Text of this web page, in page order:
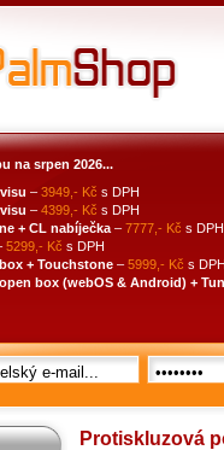
na srpen 2026...
– 3949,- Kč s DPH
– 4399,- Kč s DPH
+ CL nabíječka – 7777,- Kč s DPH
5299,- Kč s DPH
+ Touchstone – 5999,- Kč s DPH
box (webOS & Android) +
Protiskluzová